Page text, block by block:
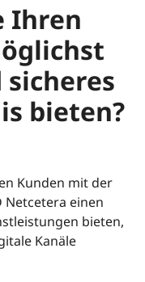
Ihren
sicheres
bieten?
Kunden mit der
Netcetera einen
bieten,
Kanäle